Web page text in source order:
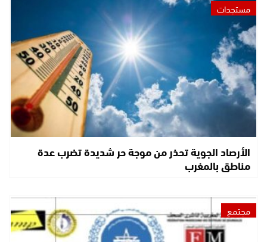
مستجدات
الأرصاد الجوية تحذر من موجة حر شديدة تضرب عدة
مناطق بالمغرب
مجتمع